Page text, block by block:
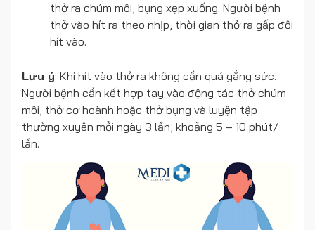
thở ra chúm môi, bụng xẹp xuống. Người bệnh
thở vào hít ra theo nhịp, thời gian thở ra gấp đôi
hít vào.
Lưu ý: Khi hít vào thở ra không cần quá gắng sức.
Người bệnh cần kết hợp tay vào động tác thở chúm
môi, thở cơ hoành hoặc thở bụng và luyện tập
thường xuyên mỗi ngày 3 lần, khoảng 5 – 10 phút/
lần.